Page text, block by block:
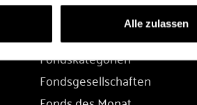
Alle zulassen
FONDS
Fondssuche
Fondskategorien
Fondsgesellschaften